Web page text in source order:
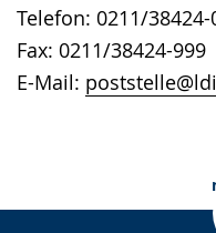
Telefon: 0211/38424-
Fax: 0211/38424-999
E-Mail: